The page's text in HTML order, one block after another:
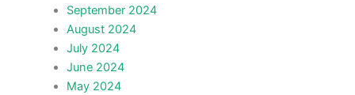
September 2024
August 2024
July 2024
June 2024
May 2024